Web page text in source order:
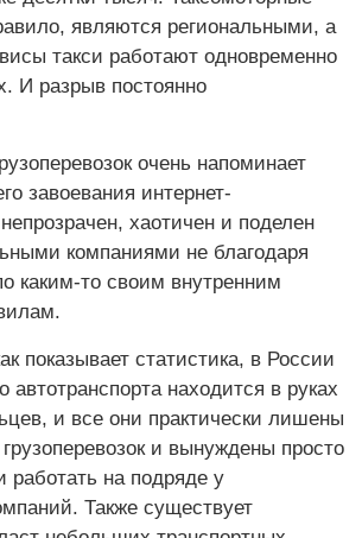
являются региональными, а
такси работают одновременно
И разрыв постоянно
очень напоминает
завоевания интернет-
хаотичен и поделен
компаниями не благодаря
каким-то своим внутренним
показывает статистика, в России
автотранспорта находится в руках
и все они практически лишены
и вынуждены просто
работать на подряде у
Также существует